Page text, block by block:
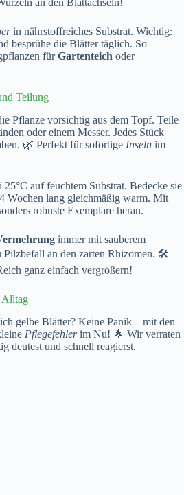
an den Blattachseln!
in nährstoffreiches Substrat. Wichtig:
besprühe die Blätter täglich. So
fürGartenteich oder
Teilung
Pflanze vorsichtig aus dem Topf. Teile
oder einem Messer. Jedes Stück
🌿 Perfekt für sofortige Inseln im
25°C auf feuchtem Substrat. Bedecke sie
Wochen lang gleichmäßig warm. Mit
robuste Exemplare heran.
immer mit sauberem
Pilzbefall an den zarten Rhizomen. 🛠️
ganz einfach vergrößern!
Alltag
gelbe Blätter? Keine Panik – mit den
Pflegefehlerim Nu! 🌟 Wir verraten
deutest und schnell reagierst.